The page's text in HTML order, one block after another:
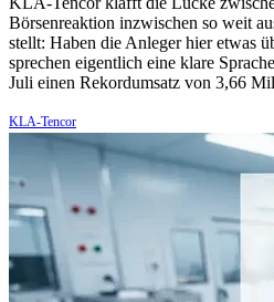
Börsenreaktion inzwischen so weit
stellt: Haben die Anleger hier etwas
sprechen eigentlich eine klare
Juli einen Rekordumsatz von 3,66
KLA-Tencor